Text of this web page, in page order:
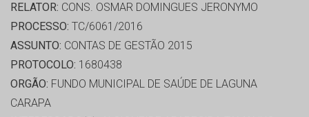
RELATOR: CONS. OSMAR DOMINGUES JERONYMO
PROCESSO: TC/6061/2016
ASSUNTO: CONTAS DE GESTÃO 2015
PROTOCOLO: 1680438
ORGÃO: FUNDO MUNICIPAL DE SAÚDE DE LAGUNA
CARAPA